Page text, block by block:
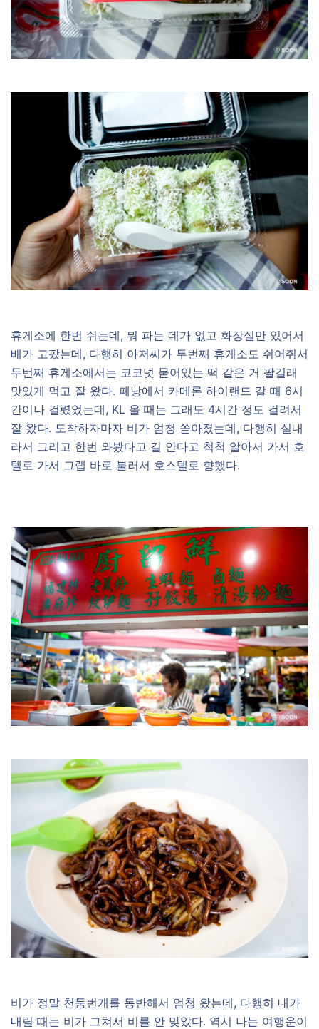
휴게소에 한번 쉬는데, 뭐 파는 데가 없고 화장실만 있어서
배가 고팠는데, 다행히 아저씨가 두번째 휴게소도 쉬어줘서
두번째 휴게소에서는 코코넛 묻어있는 떡 같은 거 팔길래
맛있게 먹고 잘 왔다. 페낭에서 카메론 하이랜드 갈 때 6시
간이나 걸렸었는데, KL 올 때는 그래도 4시간 정도 걸려서
잘 왔다. 도착하자마자 비가 엄청 쏟아졌는데, 다행히 실내
라서 그리고 한번 와봤다고 길 안다고 척척 알아서 가서 호
텔로 가서 그랩 바로 불러서 호스텔로 향했다.
비가 정말 천둥번개를 동반해서 엄청 왔는데, 다행히 내가
내릴 때는 비가 그쳐서 비를 안 맞았다. 역시 나는 여행운이